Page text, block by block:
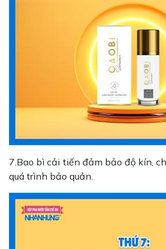
7.Bao bì cải tiến đảm bảo độ kín,
quá trình bảo quản.